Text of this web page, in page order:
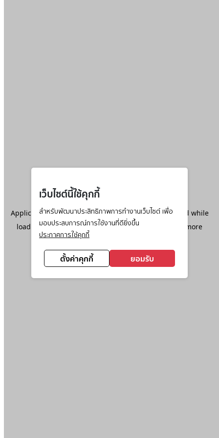
เว็บไซต์นี้ใช้คุกกี้
สำหรับพัฒนาประสิทธิภาพการทำงานเว็บไซต์ เพื่อ
มอบประสบการณ์การใช้งานที่ดียิ่งขึ้น
ประกาศการใช้คุกกี้
ตั้งค่าคุกกี้ ยอมรับ
Application error: aclient-side exception has occurred while
loadingwww.ktc.co.th(see the browser console
for more
information).